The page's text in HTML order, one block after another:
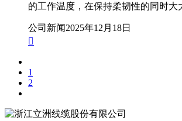
的工作温度，在保持柔韧性的同时大
公司新闻2025年12月18日

1
2